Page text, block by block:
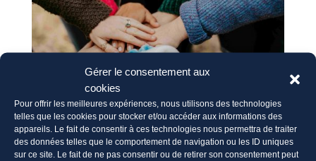
Gérer le consentement aux
cookies
Pour offrir les meilleures expériences, nous utilisons des technologies
telles que les cookies pour stocker et/ou accéder aux informations des
appareils. Le fait de consentir à ces technologies nous permettra de traiter
des données telles que le comportement de navigation ou les ID uniques
sur ce site. Le fait de ne pas consentir ou de retirer son consentement peut
ERASMUS+: appel à candidatures
28 Juil 2026